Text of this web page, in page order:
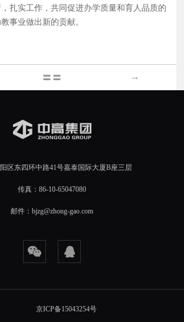
扎实工作，共同促进办学质量和育人品质的
事业做出新的贡献。
〓〓 →
区东四环中路41号嘉泰国际大厦B座三层
传真：86-10-65047080
邮件：bjzg@zhong-gao.com
京ICP备15043254号